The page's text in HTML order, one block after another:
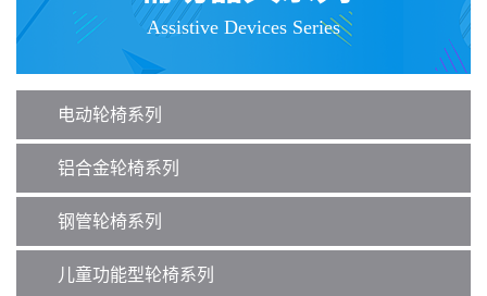
i
g
i
Assistive Devices Series
电动轮椅系列
铝合金轮椅系列
钢管轮椅系列
儿童功能型轮椅系列